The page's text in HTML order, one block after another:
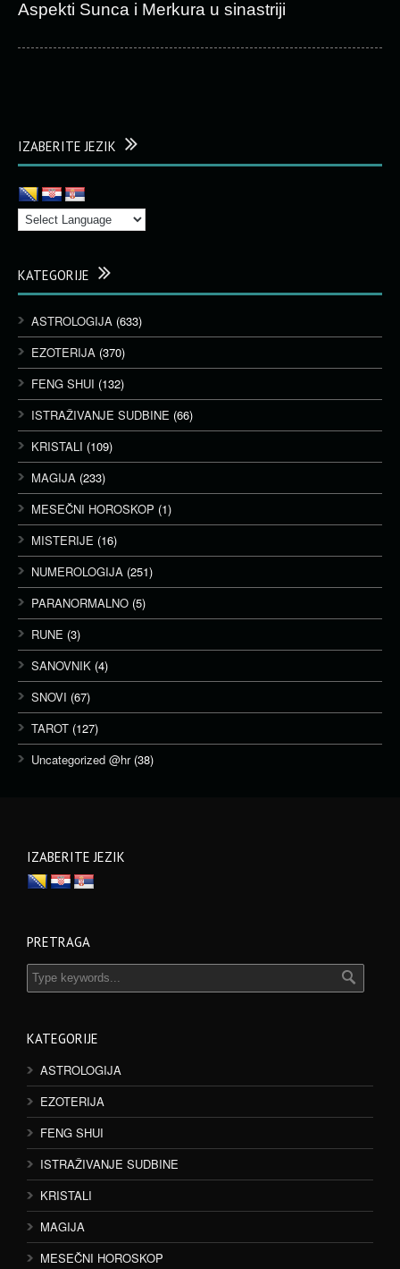
Aspekti Sunca i Merkura u sinastriji
IZABERITE JEZIK
KATEGORIJE
ASTROLOGIJA (633)
EZOTERIJA (370)
FENG SHUI (132)
ISTRAŽIVANJE SUDBINE (66)
KRISTALI (109)
MAGIJA (233)
MESEČNI HOROSKOP (1)
MISTERIJE (16)
NUMEROLOGIJA (251)
PARANORMALNO (5)
RUNE (3)
SANOVNIK (4)
SNOVI (67)
TAROT (127)
Uncategorized @hr(38)
IZABERITE JEZIK
PRETRAGA
KATEGORIJE
ASTROLOGIJA
EZOTERIJA
FENG SHUI
ISTRAŽIVANJE SUDBINE
KRISTALI
MAGIJA
MESEČNI HOROSKOP